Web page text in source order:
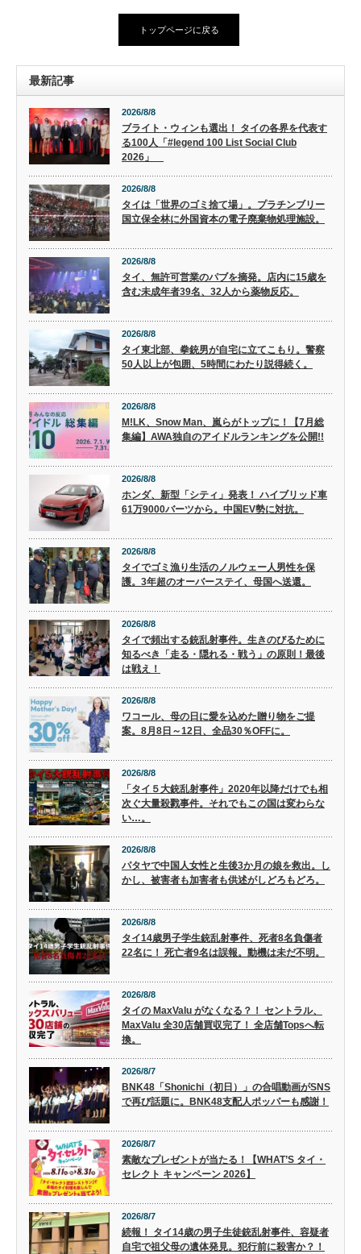
トップページに戻る
最新記事
2026/8/8
ブライト・ウィンも選出！ タイの各界を代表す
る100人「#legend 100 List Social Club
2026」
2026/8/8
タイは「世界のゴミ捨て場」。プラチンブリー
国立保全林に外国資本の電子廃棄物処理施設。
2026/8/8
タイ、無許可営業のパブを摘発。店内に15歳を
含む未成年者39名、32人から薬物反応。
2026/8/8
タイ東北部、拳銃男が自宅に立てこもり。警察
50人以上が包囲、5時間にわたり説得続く。
2026/8/8
M!LK、Snow Man、嵐らがトップに！【7月総
集編】AWA独自のアイドルランキングを公開!!
2026/8/8
ホンダ、新型「シティ」発表！ ハイブリッド車
61万9000バーツから。中国EV勢に対抗。
2026/8/8
タイでゴミ漁り生活のノルウェー人男性を保
護。3年超のオーバーステイ、母国へ送還。
2026/8/8
タイで頻出する銃乱射事件。生きのびるために
知るべき「走る・隠れる・戦う」の原則！最後
は戦え！
2026/8/8
ワコール、母の日に愛を込めた贈り物をご提
案。8月8日～12日、全品30％OFFに。
2026/8/8
「タイ５大銃乱射事件」2020年以降だけでも相
次ぐ大量殺戮事件。それでもこの国は変わらな
い…。
2026/8/8
パタヤで中国人女性と生後3か月の娘を救出。し
かし、被害者も加害者も供述がしどろもどろ。
2026/8/8
タイ14歳男子学生銃乱射事件、死者8名負傷者
22名に！ 死亡者9名は誤報。動機は未だ不明。
2026/8/8
タイの MaxValu がなくなる？！ セントラル、
MaxValu 全30店舗買収完了！ 全店舗Topsへ転
換。
2026/8/7
BNK48「Shonichi（初日）」の合唱動画がSNS
で再び話題に。BNK48支配人ポッパーも感謝！
2026/8/7
素敵なプレゼントが当たる！【WHAT’S タイ・
セレクト キャンペーン 2026】
2026/8/7
続報！ タイ14歳の男子生徒銃乱射事件、容疑者
自宅で祖父母の遺体発見。犯行前に殺害か？！